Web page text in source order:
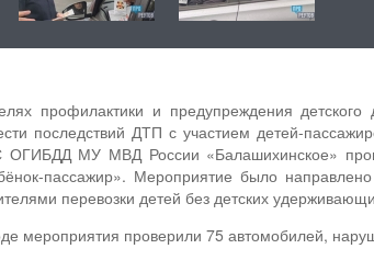
профилактики и предупреждения детского
последствий ДТП с участием детей-
МУ МВД России «Балашихинское»
пассажир». Мероприятие было
перевозки детей без детских
мероприятия проверили 75 автомобилей,